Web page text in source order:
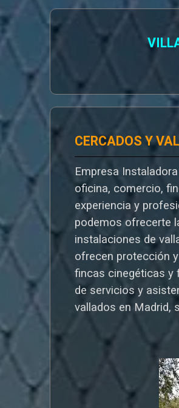
CERCADOS Y
Empresa
oficina, comercio,
experiencia y
podemos ofrecerte
instalaciones de
ofrecen protección
fincas cinegéticas y
de servicios y
vallados en Madrid,